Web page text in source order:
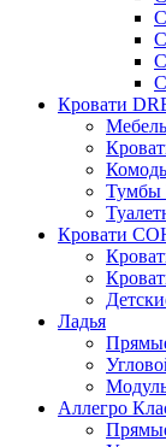
Кровати
Тумбы
Кровати
Ладья
Аллегро